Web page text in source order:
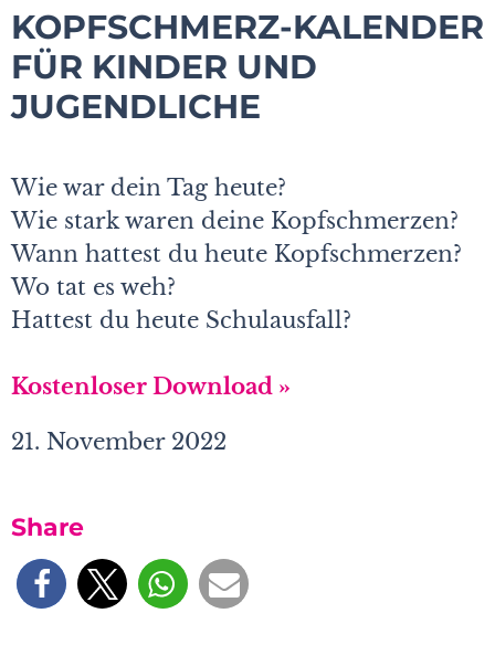
KOPFSCHMERZ-KALENDER
FÜR KINDER UND
JUGENDLICHE
Wie war dein Tag heute?
Wie stark waren deine Kopfschmerzen?
Wann hattest du heute Kopfschmerzen?
Wo tat es weh?
Hattest du heute Schulausfall?
Kostenloser Download »
21. November 2022
Share